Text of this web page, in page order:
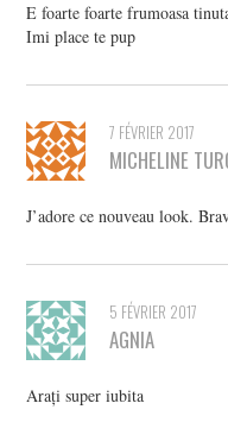
E foarte foarte frumoasa
Imi place te pup
7 FÉVRIER 2017
MICHELINE
J’adore ce nouveau look.
5 FÉVRIER 2017
AGNIA
Arați super iubita